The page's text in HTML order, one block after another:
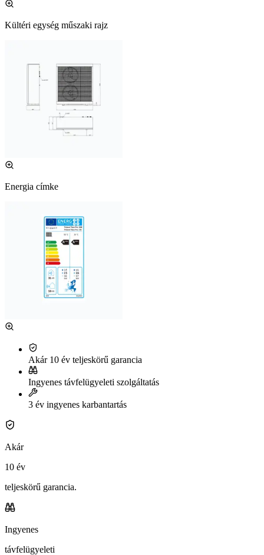
Kültéri egység műszaki rajz
Energia címke
Akár 10 év teljeskörű garancia
Ingyenes távfelügyeleti szolgáltatás
3 év ingyenes karbantartás
Akár
10 év
teljeskörű garancia.
Ingyenes
távfelügyeleti